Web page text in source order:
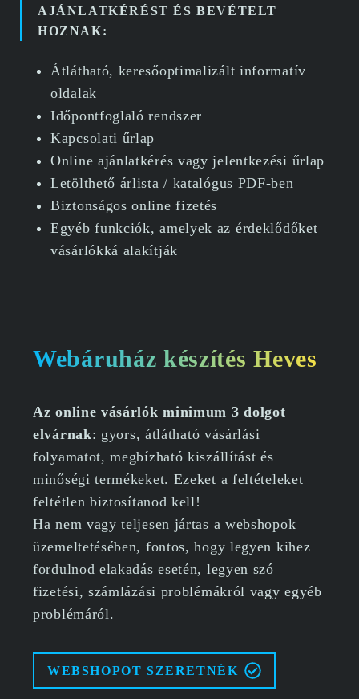
AJÁNLATKÉRÉST ÉS BEVÉTELT
HOZNAK:
Átlátható, keresőoptimalizált informatív
oldalak
Időpontfoglaló rendszer
Kapcsolati űrlap
Online ajánlatkérés vagy jelentkezési űrlap
Letölthető árlista / katalógus PDF-ben
Biztonságos online fizetés
Egyéb funkciók, amelyek az érdeklődőket
vásárlókká alakítják
Webáruház készítés Heves
Az online vásárlók minimum 3 dolgot
elvárnak: gyors, átlátható vásárlási
folyamatot, megbízható kiszállítást és
minőségi termékeket. Ezeket a feltételeket
feltétlen biztosítanod kell!
Ha nem vagy teljesen jártas a webshopok
üzemeltetésében, fontos, hogy legyen kihez
fordulnod elakadás esetén, legyen szó
fizetési, számlázási problémákról vagy egyéb
problémáról.
WEBSHOPOT SZERETNÉK